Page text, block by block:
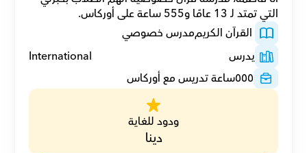
التي تمتد لـ 13 عامًا و555 ساعة على أوركاس.
القرآن الكريممدرس خصوصي
يدرس
International
٥٥٥ساعة تدريس مع أوركاس
ودود للغاية
دينا